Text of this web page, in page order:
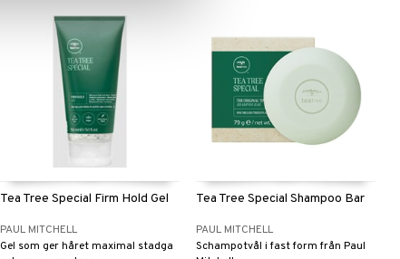
Tea Tree Special Firm Hold Gel
PAUL MITCHELL
Gel som ger håret maximal stadga
Tea Tree Special Shampoo Bar
PAUL MITCHELL
Schampotvål i fast form från Paul